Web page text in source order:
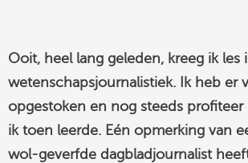
contact
Stroomversnelling
op
Ooit, heel lang geleden, kreeg ik les
wetenschapsjournalistiek. Ik heb er
opgestoken en nog steeds profiteer
ik toen leerde. Eén opmerking van
wol-geverfde dagbladjournalist